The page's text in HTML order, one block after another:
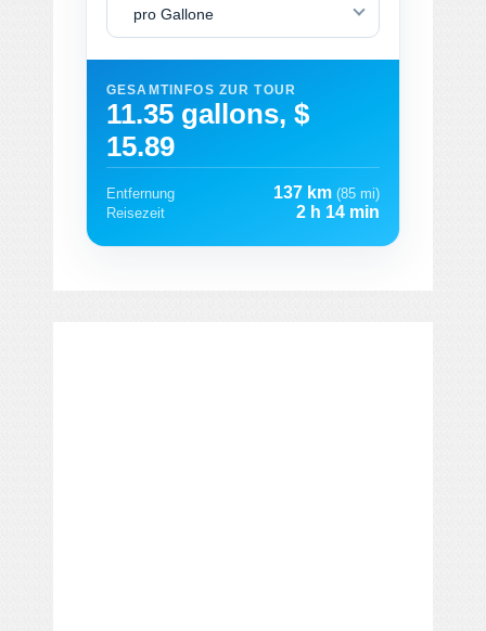
pro Gallone
GESAMTINFOS ZUR TOUR
11.35 gallons, $
15.89
Entfernung 137 km (85 mi)
Reisezeit
2 h 14 min